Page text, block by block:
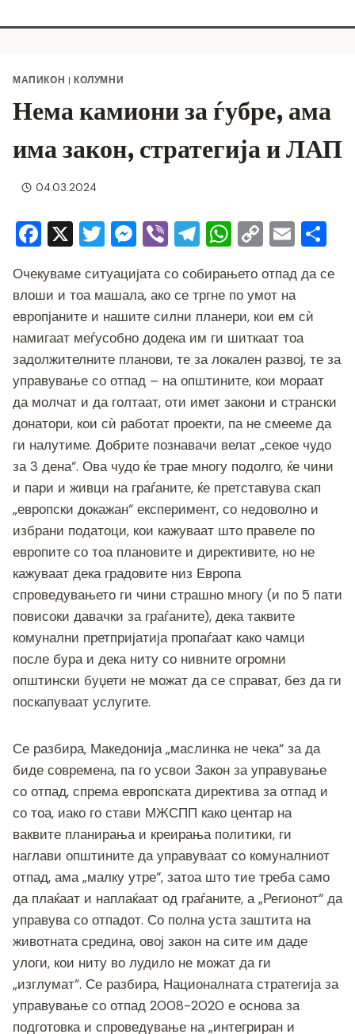
МАПИКОН | КОЛУМНИ
Нема камиони за ѓубре, ама
има закон, стратегија и ЛАП
04.03.2024
F
c
e
b
o
o
k
X T
tt
er
M
ss
e
n
g
er
Vi
er
T
e
gr
a
m
W
at
s
A
p
p
C
p
y
Li
n
k
E
ai
l
ar
Очекуваме ситуацијата со собирањето отпад да се
влоши и тоа машала, ако се тргне по умот на
европјаните и нашите силни планери, кои ем сѝ
намигаат меѓусобно додека им ги шиткаат тоа
задолжителните планови, те за локален развој, те за
управување со отпад – на општините, кои мораат
да молчат и да голтаат, оти имет закони и странски
донатори, кои сѝ работат проекти, па не смееме да
ги налутиме. Добрите познавачи велат „секое чудо
за 3 дена“. Ова чудо ќе трае многу подолго, ќе чини
и пари и живци на граѓаните, ќе претставува скап
„европски докажан“ експеримент, со недоволно и
избрани податоци, кои кажуваат што правеле по
европите со тоа плановите и директивите, но не
кажуваат дека градовите низ Европа
спроведувањето ги чини страшно многу (и по 5 пати
повисоки давачки за граѓаните), дека таквите
комунални претпријатија пропаѓаат како чамци
после бура и дека ниту со нивните огромни
општински буџети не можат да се справат, без да ги
поскапуваат услугите.
Се разбира, Македонија „маслинка не чека“ за да
биде современа, па го усвои Закон за управување
со отпад, спрема европската директива за отпад и
со тоа, иако го стави МЖСПП како центар на
ваквите планирања и креирања политики, ги
наглави општините да управуваат со комуналниот
отпад, ама „малку утре“, затоа што тие треба само
да плаќаат и наплаќаат од граѓаните, а „Регионот“ да
управува со отпадот. Со полна уста заштита на
животната средина, овој закон на сите им даде
улоги, кои ниту во лудило не можат да ги
„изглумат“. Се разбира, Националната стратегија за
управување со отпад 2008-2020 е основа за
подготовка и спроведување на „интегриран и